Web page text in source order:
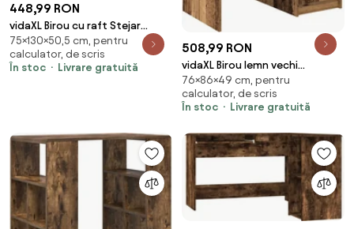
448,99 RON
vidaXL Birou cu raft Stejar
fumuriu 130 x 50.5 x 75 cm Lemn
compozit
75×130×50,5 cm, pentru
calculator, de scris
În stoc
Livrare gratuită
508,99 RON
vidaXL Birou lemn vechi
86x49x76 cm lemn prelucrat
76×86×49 cm, pentru
calculator, de scris
În stoc
Livrare gratuită